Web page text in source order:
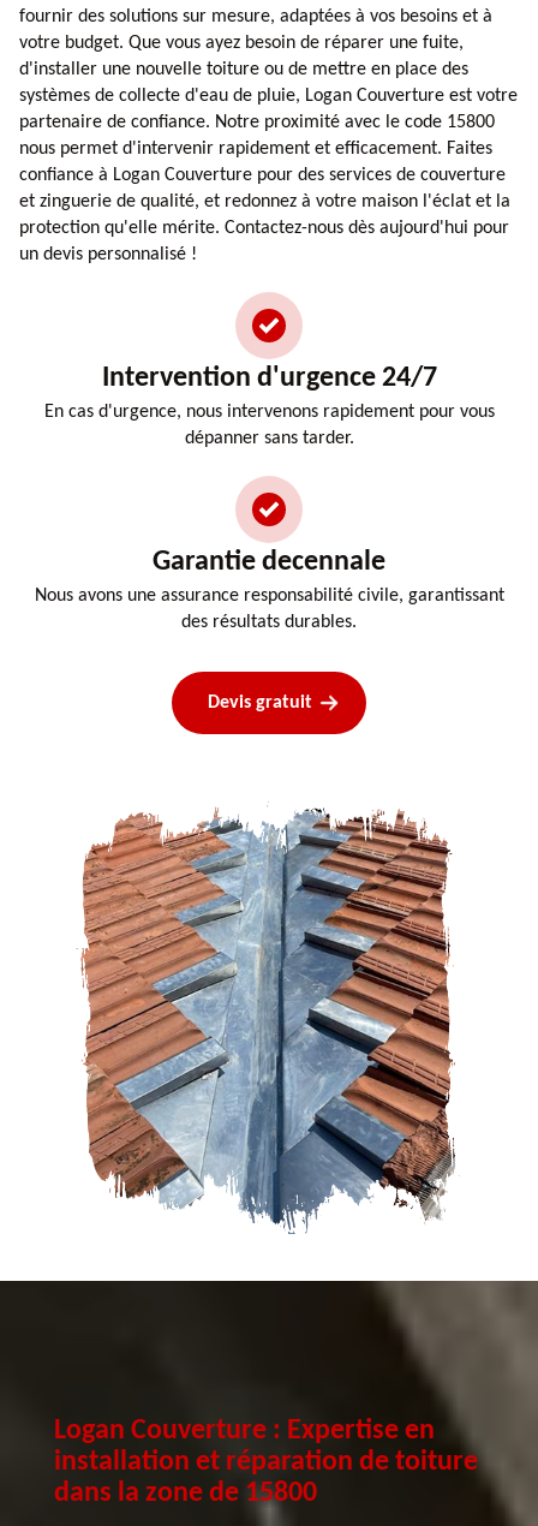
fournir des solutions sur mesure, adaptées à vos besoins et à
votre budget. Que vous ayez besoin de réparer une fuite,
d'installer une nouvelle toiture ou de mettre en place des
systèmes de collecte d'eau de pluie, Logan Couverture est votre
partenaire de confiance. Notre proximité avec le code 15800
nous permet d'intervenir rapidement et efficacement. Faites
confiance à Logan Couverture pour des services de couverture
et zinguerie de qualité, et redonnez à votre maison l'éclat et la
protection qu'elle mérite. Contactez-nous dès aujourd'hui pour
un devis personnalisé !
Intervention d'urgence 24/7
En cas d'urgence, nous intervenons rapidement pour vous
dépanner sans tarder.
Garantie decennale
Nous avons une assurance responsabilité civile, garantissant
des résultats durables.
Devis gratuit
Logan Couverture : Expertise en
installation et réparation de toiture
dans la zone de 15800